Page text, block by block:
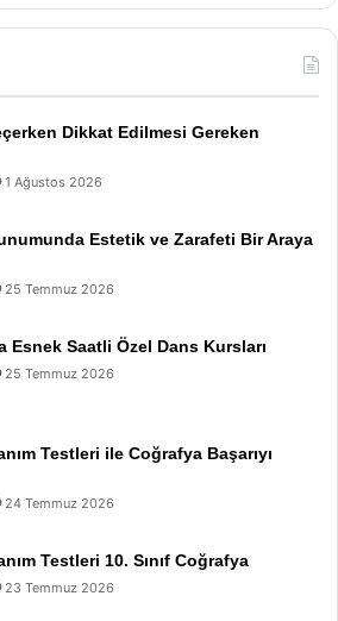
Dikkat Edilmesi Gereken
1 Ağustos 2026
Estetik ve Zarafeti Bir Araya
25 Temmuz 2026
Esnek Saatli Özel Dans Kursları
25 Temmuz 2026
Testleri ile Coğrafya Başarıyı
24 Temmuz 2026
Testleri 10. Sınıf Coğrafya
23 Temmuz 2026